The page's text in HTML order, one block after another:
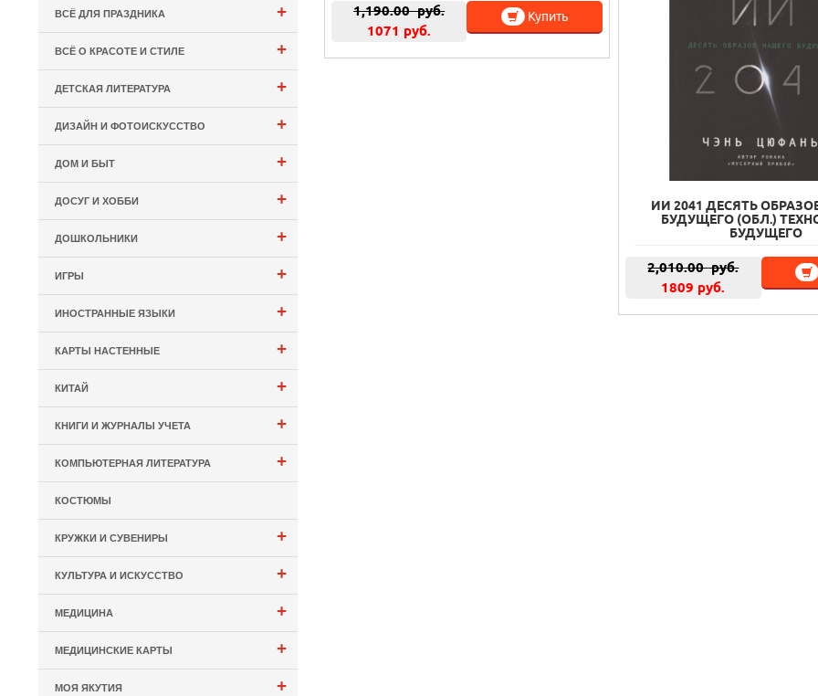
1,190.00руб.
1071 руб.
Купить
ИИ 2041 ДЕСЯТЬ
БУДУЩЕГО (ОБЛ.)
БУДУЩЕГО
2,010.00руб.
1809 руб.
+
ВСЁ ДЛЯ ПРАЗДНИКА
+
ВСЁ О КРАСОТЕ И СТИЛЕ
+
ДЕТСКАЯ ЛИТЕРАТУРА
+
ДИЗАЙН И ФОТОИСКУССТВО
+
ДОМ И БЫТ
+
ДОСУГ И ХОББИ
+
ДОШКОЛЬНИКИ
+
ИГРЫ
+
ИНОСТРАННЫЕ ЯЗЫКИ
+
КАРТЫ НАСТЕННЫЕ
+
КИТАЙ
+
КНИГИ И ЖУРНАЛЫ УЧЕТА
+
КОМПЬЮТЕРНАЯ ЛИТЕРАТУРА
КОСТЮМЫ
+
КРУЖКИ И СУВЕНИРЫ
+
КУЛЬТУРА И ИСКУССТВО
+
МЕДИЦИНА
+
МЕДИЦИНСКИЕ КАРТЫ
+
МОЯ ЯКУТИЯ